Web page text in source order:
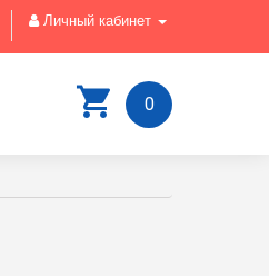
Личный кабинет
0